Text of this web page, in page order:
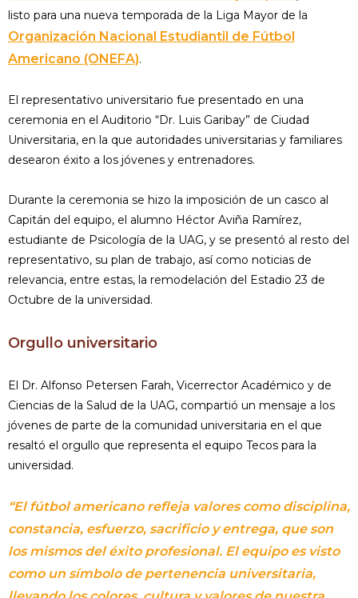
listo para una nueva temporada de la Liga Mayor de la
Organización Nacional Estudiantil de Fútbol
Americano (ONEFA).
El representativo universitario fue presentado en una
ceremonia en el Auditorio “Dr. Luis Garibay” de Ciudad
Universitaria, en la que autoridades universitarias y familiares
desearon éxito a los jóvenes y entrenadores.
Durante la ceremonia se hizo la imposición de un casco al
Capitán del equipo, el alumno Héctor Aviña Ramírez,
estudiante de Psicología de la UAG, y se presentó al resto del
representativo, su plan de trabajo, así como noticias de
relevancia, entre estas, la remodelación del Estadio 23 de
Octubre de la universidad.
Orgullo universitario
El Dr. Alfonso Petersen Farah, Vicerrector Académico y de
Ciencias de la Salud de la UAG, compartió un mensaje a los
jóvenes de parte de la comunidad universitaria en el que
resaltó el orgullo que representa el equipo Tecos para la
universidad.
“El fútbol americano refleja valores como disciplina,
constancia, esfuerzo, sacrificio y entrega, que son
los mismos del éxito profesional. El equipo es visto
como un símbolo de pertenencia universitaria,